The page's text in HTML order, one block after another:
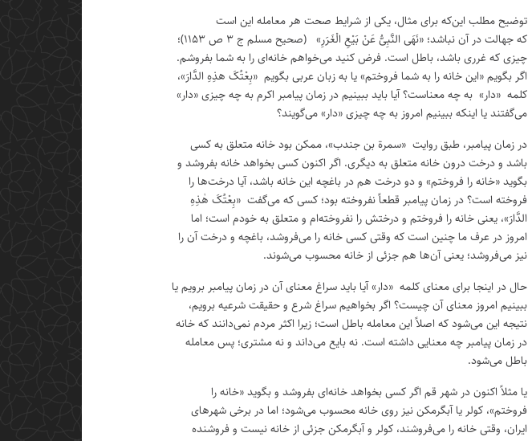
توضیح مطلب این‌که برای مثال، یکی از شرایط صحت هر معامله این است
که جهالت در آن نباشد؛ «نَهَی النَّبِیُّ عَنْ بَیْعِ الْغَرَرِ» (صحیح مسلم ج ۳ ص ۱۱۵۳)؛
چیزی که غرری باشد، باطل است. فرض کنید می‌خواهم خانه‌ای را به شما بفروشم.
اگر بگویم «این خانه را به شما فروختم» یا به زبان عربی بگویم «بِعْتُکَ هذِهِ الدَّارَ»،
کلمه «دار» به چه معناست؟ آیا باید ببینیم در زمان پیامبر اکرم به چه چیزی «دار»
می‌گفتند یا اینکه ببینیم امروز به چه چیزی «دار» می‌گویند؟
در زمان پیامبر، طبق روایت «سمرة بن جندب»، ممکن بود خانه متعلق به کسی
باشد و درخت درون خانه متعلق به دیگری. اگر اکنون کسی بخواهد خانه بفروشد و
بگوید «خانه را فروختم» و دو درخت هم در باغچه این خانه باشد، آیا درخت‌ها را
فروخته است؟ در زمان پیامبر قطعاً نفروخته بود؛ کسی که می‌گفت «بِعْتُکَ هٰذِهِ
الدَّارَ»، یعنی خانه را فروختم و درختش را نفروخته‌ام و متعلق به خودم است؛ اما
امروز در عرف ما چنین است که وقتی کسی خانه را می‌فروشد، باغچه و درخت آن را
نیز می‌فروشد؛ یعنی آن‌ها هم جزئی از خانه محسوب می‌شوند.
حال در اینجا برای معنای کلمه «دار» آیا باید سراغ معنای آن در زمان پیامبر برویم یا
ببینیم امروز معنای آن چیست؟ اگر بخواهیم سراغ شرع و حقیقت شرعیه برویم،
نتیجه این می‌شود که اصلاً این معامله باطل است؛ زیرا اکثر مردم نمی‌دانند که خانه
در زمان پیامبر چه معنایی داشته است. نه بایع می‌داند و نه مشتری؛ پس معامله
باطل می‌شود.
یا مثلاً اکنون در شهر قم اگر کسی بخواهد خانه‌ای بفروشد و بگوید «خانه را
فروختم»، کولر یا آبگرمکن نیز روی خانه محسوب می‌شود؛ اما در برخی شهرهای
ایران، وقتی خانه را می‌فروشند، کولر و آبگرمکن جزئی از خانه نیست و فروشنده